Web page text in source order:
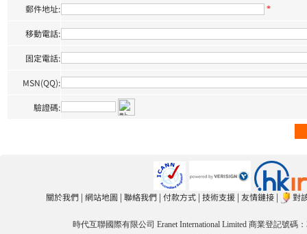
郵件地址: *
移動電話:
固定電話:
MSN(QQ):
驗證碼:
關於我們 | 網站地圖 | 聯絡我們 | 付款方式 | 技術支援 | 友情鏈接 | 對
時代互聯國際有限公司 Eranet International Limited 商業登記號碼：